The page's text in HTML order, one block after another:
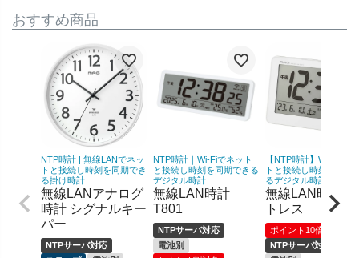
おすすめ商品
NTP時計 | 無線LANでネッ
トと接続し時刻を同期でき
る掛け時計
無線LANアナログ
時計 シグナルキー
パー
NTPサーバ対応
NTP時計｜Wi-Fiでネット
と接続し時刻を同期できる
デジタル時計
無線LAN時計
T801
NTPサーバ対応
電池別
【NTP時計】Wi-Fiでネ
トと接続し時刻を同期
るデジタル時計
無線LAN時計
トレス
ポイント10倍！
NTPサーバ対応